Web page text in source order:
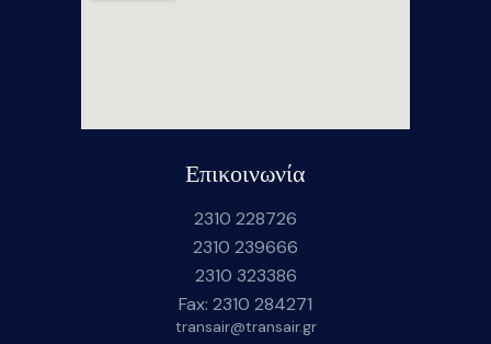
Επικοινωνία
2310 228726
2310 239666
2310 323386
Fax: 2310 284271
transair@transair.gr